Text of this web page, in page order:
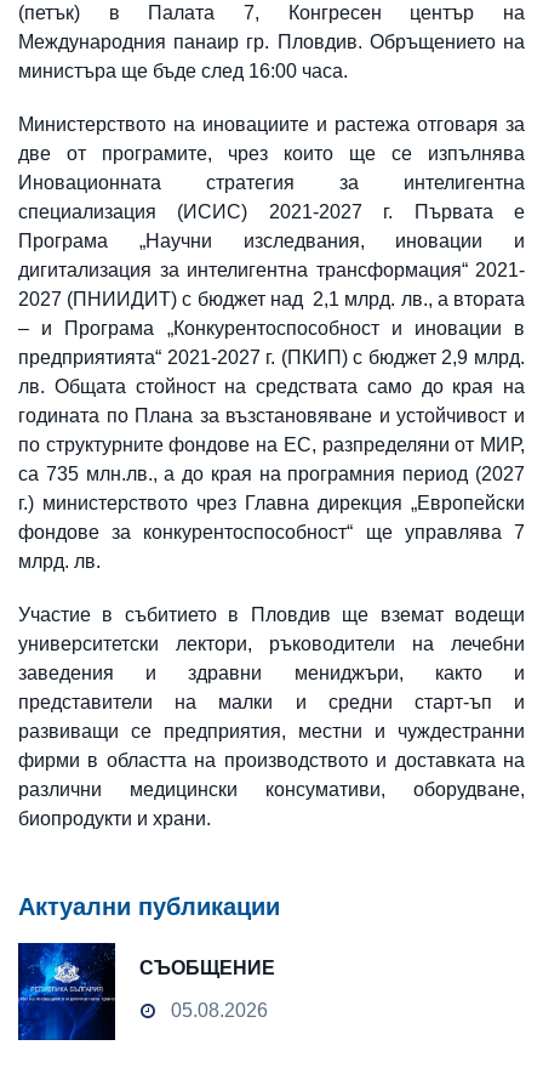
(петък) в Палата 7, Конгресен център на
Международния панаир гр. Пловдив. Обръщението на
министъра ще бъде след 16:00 часа.
Министерството на иновациите и растежа отговаря за
две от програмите, чрез които ще се изпълнява
Иновационната стратегия за интелигентна
специализация (ИСИС) 2021-2027 г. Първата е
Програма „Научни изследвания, иновации и
дигитализация за интелигентна трансформация“ 2021-
2027 (ПНИИДИТ) с бюджет над 2,1 млрд. лв., а втората
– и Програма „Конкурентоспособност и иновации в
предприятията“ 2021-2027 г. (ПКИП) с бюджет 2,9 млрд.
лв. Общата стойност на средствата само до края на
годината по Плана за възстановяване и устойчивост и
по структурните фондове на ЕС, разпределяни от МИР,
са 735 млн.лв., а до края на програмния период (2027
г.) министерството чрез Главна дирекция „Европейски
фондове за конкурентоспособност“ ще управлява 7
млрд. лв.
Участие в събитието в Пловдив ще вземат водещи
университетски лектори, ръководители на лечебни
заведения и здравни мениджъри, както и
представители на малки и средни старт-ъп и
развиващи се предприятия, местни и чуждестранни
фирми в областта на производството и доставката на
различни медицински консумативи, оборудване,
биопродукти и храни.
Актуални публикации
СЪОБЩЕНИЕ
05.08.2026